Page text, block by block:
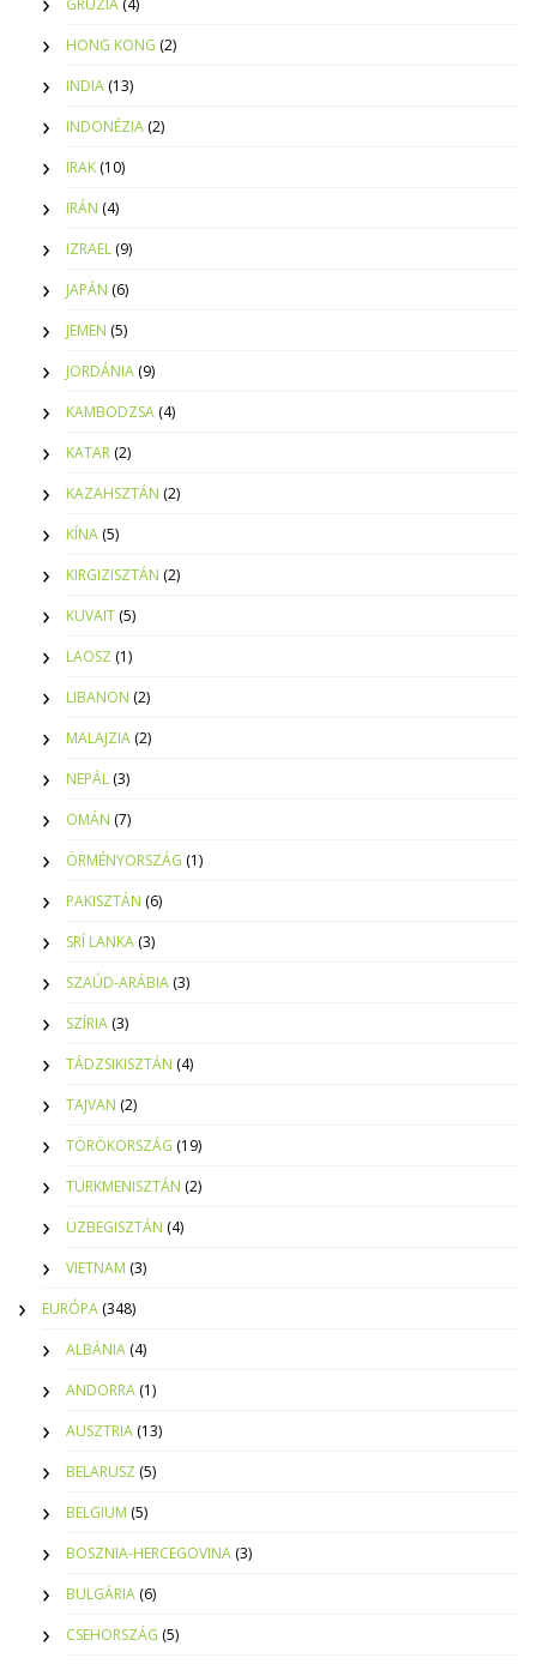
GRÚZIA (4)
HONG KONG (2)
INDIA (13)
INDONÉZIA (2)
IRAK (10)
IRÁN (4)
IZRAEL (9)
JAPÁN (6)
JEMEN (5)
JORDÁNIA (9)
KAMBODZSA (4)
KATAR (2)
KAZAHSZTÁN (2)
KÍNA (5)
KIRGIZISZTÁN (2)
KUVAIT (5)
LAOSZ (1)
LIBANON (2)
MALAJZIA (2)
NEPÁL (3)
OMÁN (7)
ÖRMÉNYORSZÁG (1)
PAKISZTÁN (6)
SRÍ LANKA (3)
SZAÚD-ARÁBIA (3)
SZÍRIA (3)
TÁDZSIKISZTÁN (4)
TAJVAN (2)
TÖRÖKORSZÁG (19)
TÜRKMENISZTÁN (2)
ÜZBEGISZTÁN (4)
VIETNAM (3)
EURÓPA (348)
ALBÁNIA (4)
ANDORRA (1)
AUSZTRIA (13)
BELARUSZ (5)
BELGIUM (5)
BOSZNIA-HERCEGOVINA (3)
BULGÁRIA (6)
CSEHORSZÁG (5)